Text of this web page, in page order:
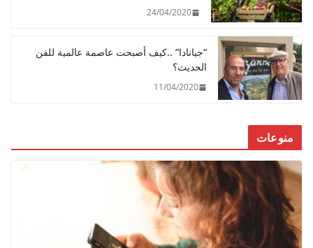
24/04/2020
“جيانادا” ..كيف أصبحت عاصمة عالمية للفن
الحديث؟
11/04/2020
منوعات